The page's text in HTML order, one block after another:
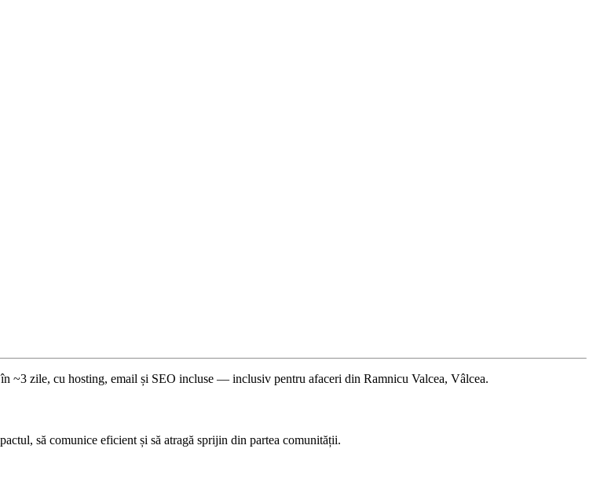
~3 zile, cu hosting, email și SEO incluse — inclusiv pentru afaceri din Ramnicu Valcea, Vâlcea.
să comunice eficient și să atragă sprijin din partea comunității.